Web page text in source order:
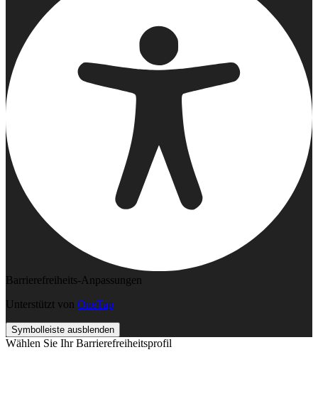
Barrierefreiheits-Anpassungen
Unterstützt von OneTap
Symbolleiste ausblenden
Wählen Sie Ihr Barrierefreiheitsprofil